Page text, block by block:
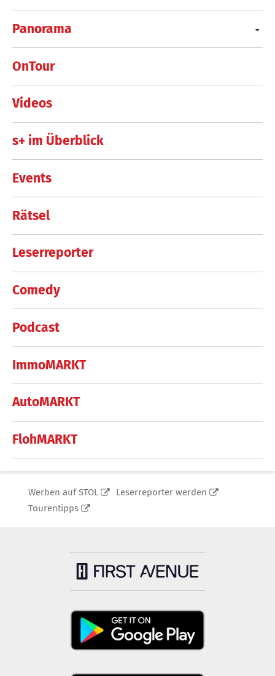
Panorama
OnTour
Videos
s+ im Überblick
Events
Rätsel
Leserreporter
Comedy
Podcast
ImmoMARKT
AutoMARKT
FlohMARKT
Werben auf STOL
Leserreporter werden
Tourentipps